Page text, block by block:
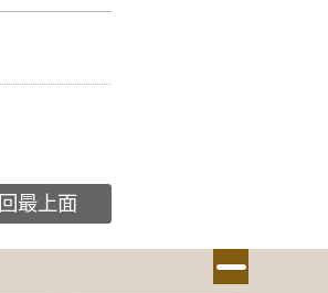
回最上面